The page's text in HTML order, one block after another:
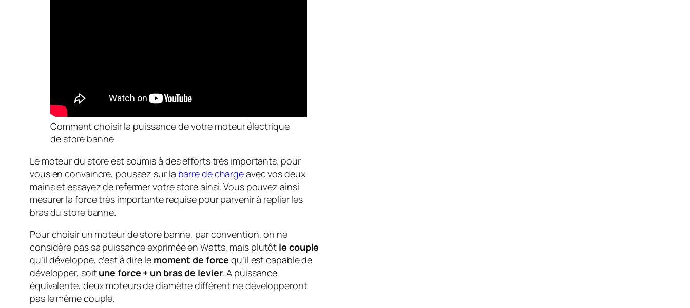
Comment choisir la puissance de votre moteur électrique
de store banne
Le moteur du store est soumis à des efforts très importants. pour
vous en convaincre, poussez sur la barre de chargeavec vos deux
mains et essayez de refermer votre store ainsi. Vous pouvez ainsi
mesurer la force très importante requise pour parvenir à replier les
bras du store banne.
Pour choisir un moteur de store banne, par convention, on ne
considère pas sa puissance exprimée en Watts, mais plutôt le couple
qu’il développe, c’est à dire lemoment de force qu’il est capable de
développer, soitune force + un bras de levier. A puissance
équivalente, deux moteurs de diamètre différent ne développeront
pas le même couple.